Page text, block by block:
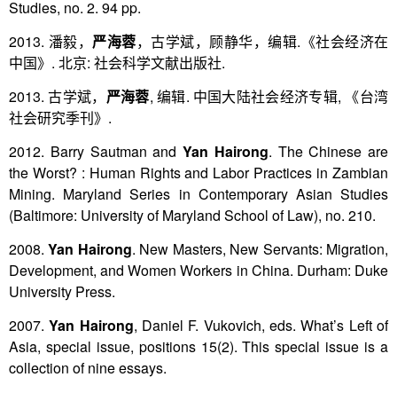
Studies, no. 2. 94 pp.
2013. 潘毅， 严海蓉，古学斌，顾静华，编辑.《社会经济在
中国》. 北京: 社会科学文献出版社.
2013. 古学斌， 严海蓉, 编辑. 中国大陆社会经济专辑, 《台湾
社会研究季刊》.
2012. Barry Sautman and Yan Hairong. The Chinese are
the Worst? : Human Rights and Labor Practices in Zambian
Mining. Maryland Series in Contemporary Asian Studies
(Baltimore: University of Maryland School of Law), no. 210.
2008.Yan Hairong. New Masters, New Servants: Migration,
Development, and Women Workers in China. Durham: Duke
University Press.
2007.Yan Hairong, Daniel F. Vukovich, eds. What’s Left of
Asia, special issue, positions 15(2). This special issue is a
collection of nine essays.